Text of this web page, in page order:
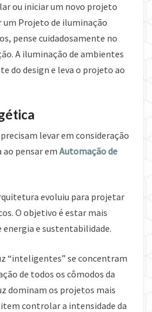
ou iniciar um novo projeto
Projeto de iluminação
pense cuidadosamente no
A iluminação de ambientes
do design e leva o projeto ao
levar em consideração
pensar em Automação de
evoluiu para projetar
O objetivo é estar mais
energia e sustentabilidade.
“inteligentes” se concentram
de todos os cômodos da
dominam os projetos mais
controlar a intensidade da